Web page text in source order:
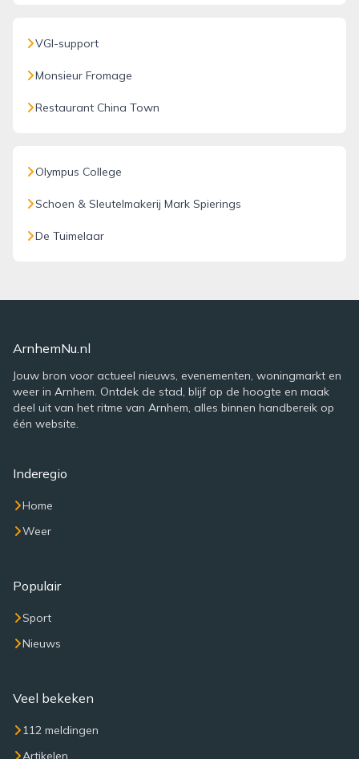
VGI-support
Monsieur Fromage
Restaurant China Town
Olympus College
Schoen & Sleutelmakerij Mark Spierings
De Tuimelaar
ArnhemNu.nl
Jouw bron voor actueel nieuws, evenementen, woningmarkt en
weer in Arnhem. Ontdek de stad, blijf op de hoogte en maak
deel uit van het ritme van Arnhem, alles binnen handbereik op
één website.
Inderegio
Home
Weer
Populair
Sport
Nieuws
Veel bekeken
112 meldingen
Artikelen